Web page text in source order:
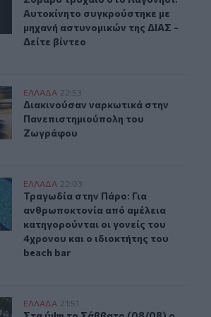
Αυτοκίνητο συγκρούστηκε με
μηχανή αστυνομικών της ΔΙΑΣ -
Δείτε βίντεο
στην Πανεπιστημιούπολη
ΕΛΛAΔΑ 22:53
Διακινούσαν ναρκωτικά στην
Διακινούσαν ναρκωτικά στην
Πανεπιστημιούπολη του
Ζωγράφου
Για ανθρωποκτονία από αμέλεια
ΕΛΛAΔΑ 22:03
Τραγωδία στην Πάρο: Για
Τραγωδία στην Πάρο: Για
ανθρωποκτονία από αμέλεια
κατηγορούνται οι γονείς του
4χρονου και ο ιδιοκτήτης του
beach bar
(08/08) ο υδράργυρος: Σε ποια
ΕΛΛAΔΑ 21:51